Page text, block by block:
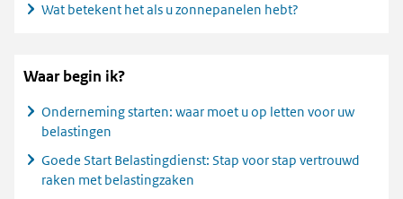
Wat betekent het als u zonnepanelen hebt?
Waar begin ik?
Onderneming starten: waar moet u op letten voor uw
belastingen
Goede Start Belastingdienst: Stap voor stap vertrouwd
raken met belastingzaken